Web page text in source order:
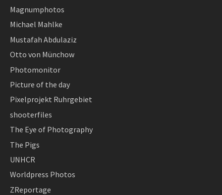
Magnumphotos
Michael Mahlke
Mustafah Abdulaziz
Otto von Münchow
Photomonitor
Picture of the day
Pixelprojekt Ruhrgebiet
shooterfiles
The Eye of Photography
The Pigs
UNHCR
Worldpress Photos
ZReportage